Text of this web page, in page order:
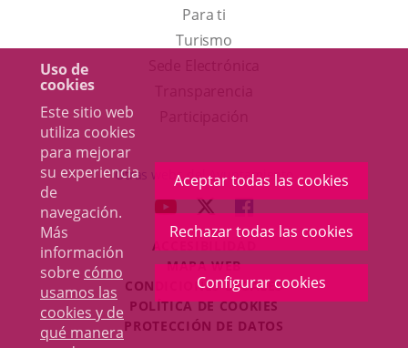
Uso de
cookies
Este sitio web
utiliza cookies
para mejorar
su experiencia
de
navegación.
Más
información
sobre cómo
usamos las
cookies y de
qué manera
Aceptar todas las cookies
Rechazar todas las cookies
Configurar cookies
Para ti
TurismoEste
una
ventana
nueva.
externa.
Otras webs del Ayuntamiento
ENLACE
A
UNA
APLICACIÓN
EXTERNA.
ENLACE
A
UNA
APLICACIÓN
EXTERNA.
ENLACE
A
UNA
APLICACIÓN
EXTERNA.
ACCESIBILIDAD
MAPA WEB
CONDICIONES LEGALES
POLÍTICA DE COOKIES
PROTECCIÓN DE DATOS